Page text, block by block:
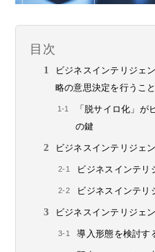
目次
ビジネスインテリジェ
略の意思決定を行うこと
「脱サイロ化」
の鍵
ビジネスインテリジェ
ビジネスインテリ
ビジネスインテリ
ビジネスインテリジェ
導入形態を検討す